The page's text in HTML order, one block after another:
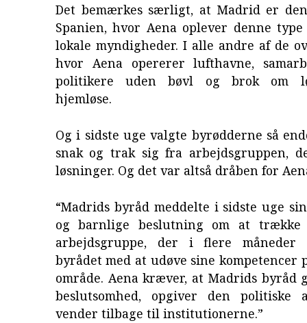
Det bemærkes særligt, at Madrid er
Spanien, hvor Aena oplever denne
lokale myndigheder. I alle andre af de
hvor Aena opererer lufthavne,
politikere uden bøvl og brok om
hjemløse.
Og i sidste uge valgte byrødderne så
snak og trak sig fra arbejdsgruppen,
løsninger. Og det var altså dråben for
“Madrids byråd meddelte i sidste uge
og barnlige beslutning om at
arbejdsgruppe, der i flere
byrådet med at udøve sine kompetencer
område. Aena kræver, at Madrids byråd
beslutsomhed, opgiver den politiske
vender tilbage til institutionerne.”